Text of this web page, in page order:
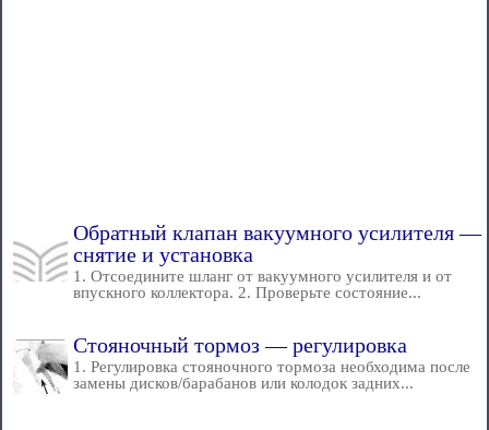
Обратный клапан вакуумного усилителя —
снятие и установка
1. Отсоедините шланг от вакуумного усилителя и от
впускного коллектора. 2. Проверьте состояние...
Стояночный тормоз — регулировка
1. Регулировка стояночного тормоза необходима после
замены дисков/барабанов или колодок задних...